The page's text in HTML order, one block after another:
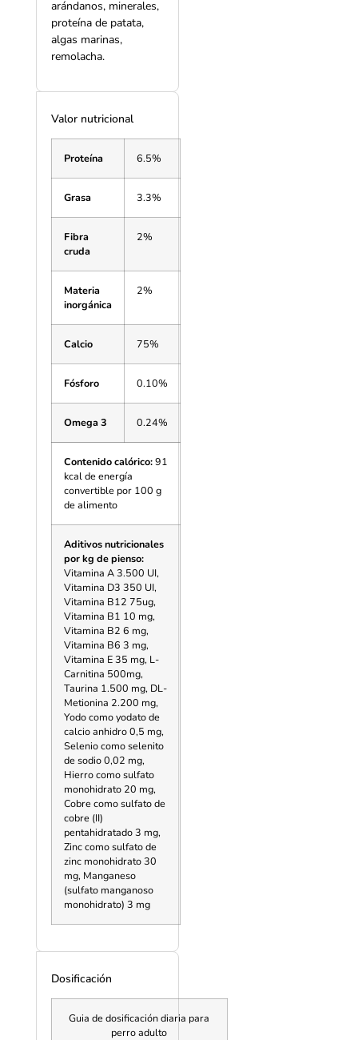
arándanos, minerales,
proteína de patata,
algas marinas,
remolacha.
Valor nutricional
Proteína 6.5%
Grasa 3.3%
Fibra
cruda
2%
Materia
inorgánica
2%
Calcio 75%
Fósforo 0.10%
Omega 3 0.24%
Contenido calórico:91
kcal de energía
convertible por 100 g
de alimento
Aditivos nutricionales
por kg de pienso:
Vitamina A 3.500 UI,
Vitamina D3 350 UI,
Vitamina B12 75ug,
Vitamina B1 10 mg,
Vitamina B2 6 mg,
Vitamina B6 3 mg,
Vitamina E 35 mg, L-
Carnitina 500mg,
Taurina 1.500 mg, DL-
Metionina 2.200 mg,
Yodo como yodato de
calcio anhidro 0,5 mg,
Selenio como selenito
de sodio 0,02 mg,
Hierro como sulfato
monohidrato 20 mg,
Cobre como sulfato de
cobre (II)
pentahidratado 3 mg,
Zinc como sulfato de
zinc monohidrato 30
mg, Manganeso
(sulfato manganoso
monohidrato) 3 mg
Dosificación
Guia de dosificación diaria para
perro adulto